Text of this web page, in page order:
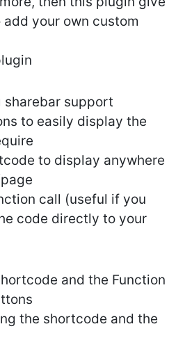
your own custom
support
to easily display the
to display anywhere
call (useful if you
code directly to your
and the Function
the shortcode and the